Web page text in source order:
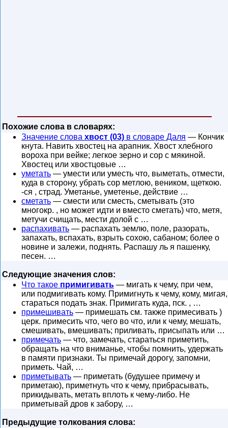
Похожие слова в словарях:
Значение слова хвост (03) в словаре Даля — Кончик
кнута. Навить хвостец на арапник. Хвост хлебного
вороха при вейке; легкое зерно и сор с мякиной.
Хвостец или хвостцовые …
уметать — умести или уместь что, выметать, отмести,
куда в сторону, убрать сор метлою, веником, щеткою.
-ся , страд. Уметанье, уметенье, действие …
сметать — смести или сместь, сметывать (это
многокр. , но может идти и вместо сметать) что, метя,
метучи счищать, мести долой с …
распахивать — распахать землю, поле, разорать,
запахать, вспахать, взрыть сохою, сабаном; более о
новине и залежи, поднять. Распашу ль я пашенку,
песен. …
Следующие значения слов:
Что такое примигивать — мигать к чему, при чем,
или подмигивать кому. Примигнуть к чему, кому, мигая,
стараться подать знак. Примигать куда, пск. , …
примешивать — примешать см. также примесивать )
церк. примесить что, чего во что, или к чему, мешать,
смешивать, вмешивать; приливать, присыпать или …
примечать — что, замечать, стараться приметить,
обращать на что вниманье, чтобы помнить, удержать
в памяти признаки. Ты примечай дорогу, запомни,
приметь. Чай, …
приметывать — приметать (будушее примечу и
приметаю), приметнуть что к чему, прибрасывать,
прикидывать, метать вплоть к чему-либо. Не
приметывай дров к забору, …
Предыдущие толкования слова: